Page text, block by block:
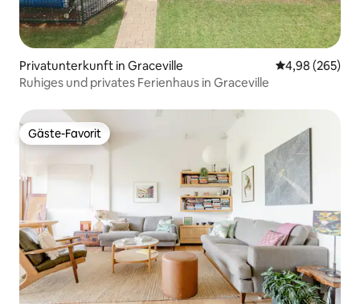
Privatunterkunft in Graceville
4,98 (265)
Ruhiges und privates Ferienhaus in Graceville
Gäste-Favorit
Gäste-Favorit